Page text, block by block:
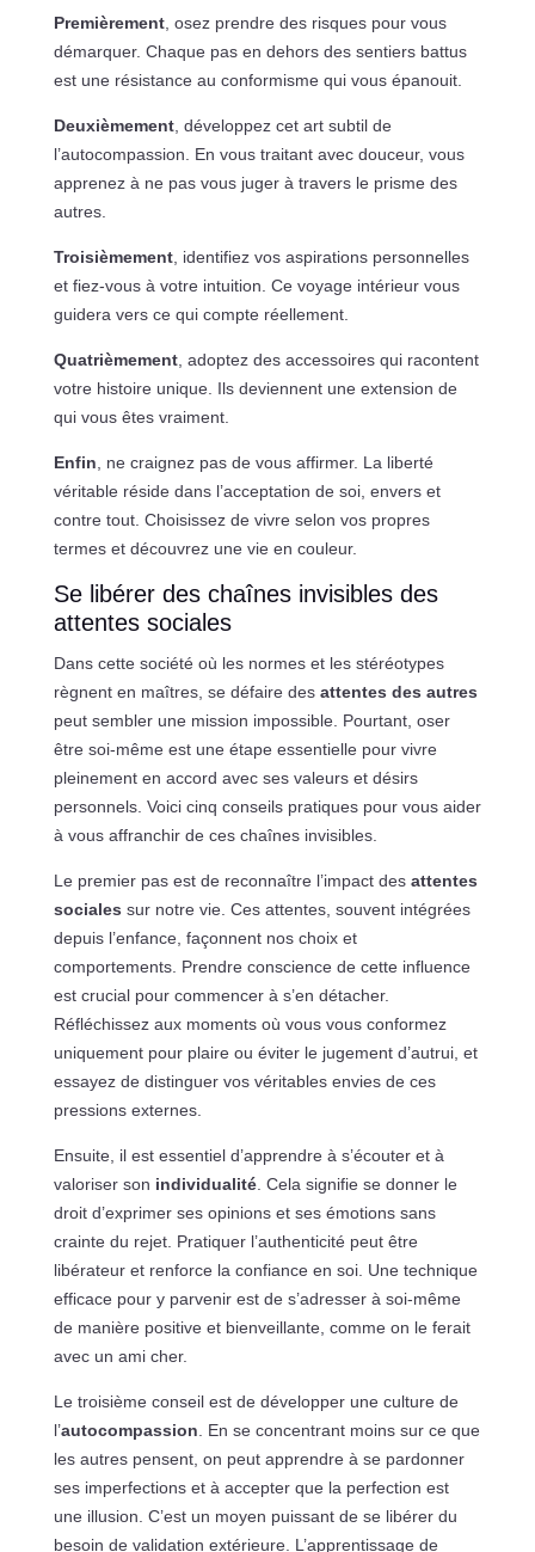
Premièrement, osez prendre des risques pour vous
démarquer. Chaque pas en dehors des sentiers battus
est une résistance au conformisme qui vous épanouit.
Deuxièmement, développez cet art subtil de
l’autocompassion. En vous traitant avec douceur, vous
apprenez à ne pas vous juger à travers le prisme des
autres.
Troisièmement, identifiez vos aspirations personnelles
et fiez-vous à votre intuition. Ce voyage intérieur vous
guidera vers ce qui compte réellement.
Quatrièmement, adoptez des accessoires qui racontent
votre histoire unique. Ils deviennent une extension de
qui vous êtes vraiment.
Enfin , ne craignez pas de vous affirmer. La liberté
véritable réside dans l’acceptation de soi, envers et
contre tout. Choisissez de vivre selon vos propres
termes et découvrez une vie en couleur.
Se libérer des chaînes invisibles des
attentes sociales
Dans cette société où les normes et les stéréotypes
règnent en maîtres, se défaire des attentes des autres
peut sembler une mission impossible. Pourtant, oser
être soi-même est une étape essentielle pour vivre
pleinement en accord avec ses valeurs et désirs
personnels. Voici cinq conseils pratiques pour vous aider
à vous affranchir de ces chaînes invisibles.
Le premier pas est de reconnaître l’impact des attentes
sociales sur notre vie. Ces attentes, souvent intégrées
depuis l’enfance, façonnent nos choix et
comportements. Prendre conscience de cette influence
est crucial pour commencer à s’en détacher.
Réfléchissez aux moments où vous vous conformez
uniquement pour plaire ou éviter le jugement d’autrui, et
essayez de distinguer vos véritables envies de ces
pressions externes.
Ensuite, il est essentiel d’apprendre à s’écouter et à
valoriser son individualité. Cela signifie se donner le
droit d’exprimer ses opinions et ses émotions sans
crainte du rejet. Pratiquer l’authenticité peut être
libérateur et renforce la confiance en soi. Une technique
efficace pour y parvenir est de s’adresser à soi-même
de manière positive et bienveillante, comme on le ferait
avec un ami cher.
Le troisième conseil est de développer une culture de
l’autocompassion . En se concentrant moins sur ce que
les autres pensent, on peut apprendre à se pardonner
ses imperfections et à accepter que la perfection est
une illusion. C’est un moyen puissant de se libérer du
besoin de validation extérieure. L’apprentissage de